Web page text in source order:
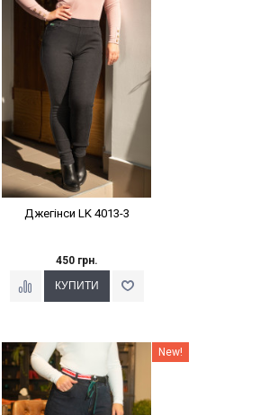
Джегінси LK 4013-3
450 грн.
Наклейки Варіант з % New!